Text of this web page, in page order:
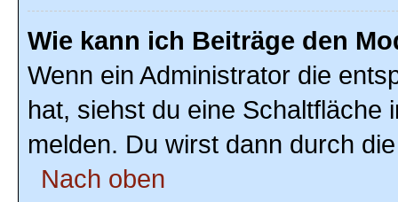
Wie kann ich Beiträge den
Wenn ein Administrator die
hat, siehst du eine Schaltfläche
melden. Du wirst dann durch
Nach oben